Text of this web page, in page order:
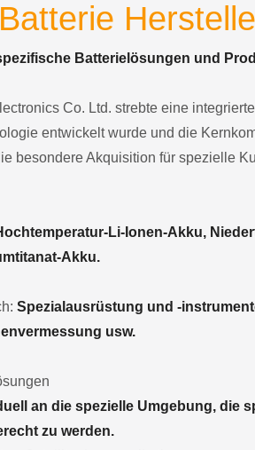
Batterielösungen und
Co. Ltd. strebte eine
entwickelt wurde und die
besondere Akquisition für spezielle
Li-Ionen-Akku,
Akku.
Spezialausrüstung und -
usw.
an die spezielle Umgebung, die
zu werden.